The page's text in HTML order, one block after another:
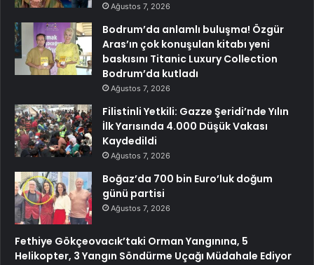
Ağustos 7, 2026
Bodrum’da anlamlı buluşma! Özgür
Aras’ın çok konuşulan kitabı yeni
baskısını Titanic Luxury Collection
Bodrum’da kutladı
Ağustos 7, 2026
Filistinli Yetkili: Gazze Şeridi’nde Yılın
İlk Yarısında 4.000 Düşük Vakası
Kaydedildi
Ağustos 7, 2026
Boğaz’da 700 bin Euro’luk doğum
günü partisi
Ağustos 7, 2026
Fethiye Gökçeovacık’taki Orman Yangınına, 5
Helikopter, 3 Yangın Söndürme Uçağı Müdahale Ediyor